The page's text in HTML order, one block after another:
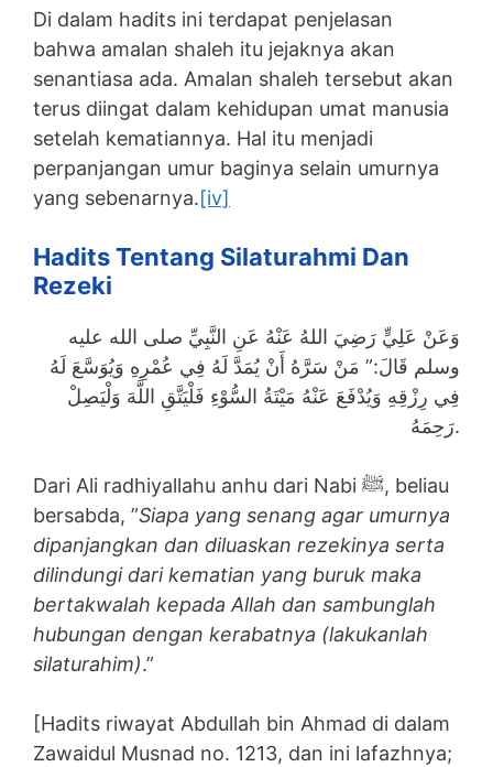
Di dalam hadits ini terdapat penjelasan
bahwa amalan shaleh itu jejaknya akan
senantiasa ada. Amalan shaleh tersebut akan
terus diingat dalam kehidupan umat manusia
setelah kematiannya. Hal itu menjadi
perpanjangan umur baginya selain umurnya
yang sebenarnya.[iv]
Hadits Tentang Silaturahmi Dan
Rezeki
وسلم قَالَ:” مَنْ سَرَّهُ أَنْ يُمَدَّ لَهُ فِي عُمْرِهِ وَيُوَسَّعَ لَهُ
فِي رِزْقِهِ وَيُدْفَعَ عَنْهُ مَيْتَةُ السُّوْءِ فَلْيَتَّقِ اللَّهَ وَلْيَصِلْ
رَحِمَهُ.
Dari Ali radhiyallahu anhu dari Nabi ﷺ, beliau
bersabda, ”Siapa yang senang agar umurnya
dipanjangkan dan diluaskan rezekinya serta
dilindungi dari kematian yang buruk maka
bertakwalah kepada Allah dan sambunglah
hubungan dengan kerabatnya (lakukanlah
silaturahim).”
[Hadits riwayat Abdullah bin Ahmad di dalam
Zawaidul Musnad no. 1213, dan ini lafazhnya;